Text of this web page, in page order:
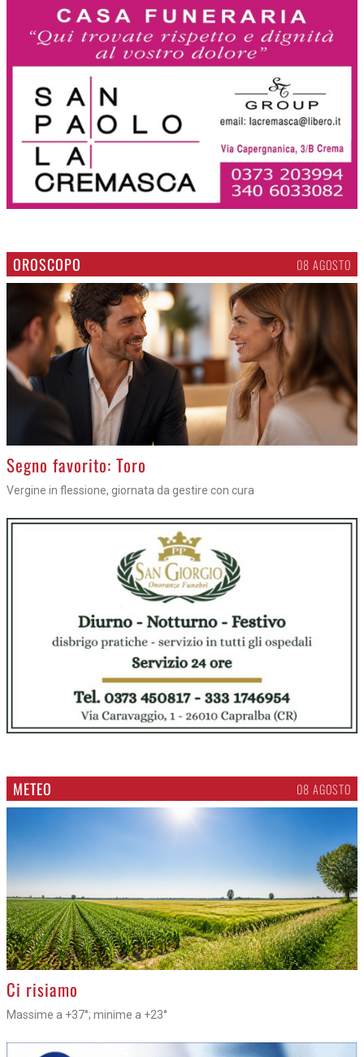
OROSCOPO 08 AGOSTO
>
Segno favorito: Toro
Vergine in flessione, giornata da gestire con cura
METEO 08 AGOSTO
>
Ci risiamo
Massime a +37°; minime a +23°